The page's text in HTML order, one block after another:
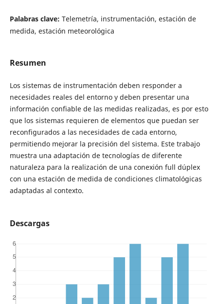
Palabras clave: Telemetría, instrumentación, estación de
medida, estación meteorológica
Resumen
Los sistemas de instrumentación deben responder a
necesidades reales del entorno y deben presentar una
información confiable de las medidas realizadas, es por esto
que los sistemas requieren de elementos que puedan ser
reconfigurados a las necesidades de cada entorno,
permitiendo mejorar la precisión del sistema. Este trabajo
muestra una adaptación de tecnologías de diferente
naturaleza para la realización de una conexión full dúplex
con una estación de medida de condiciones climatológicas
adaptadas al contexto.
Descargas